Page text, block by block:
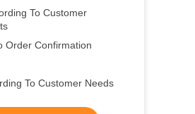
To Customer
Order Confirmation
To Customer Needs